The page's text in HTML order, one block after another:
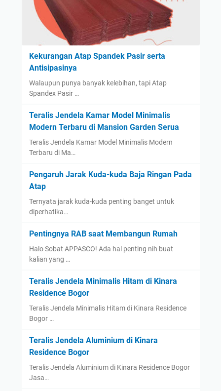
Kekurangan Atap Spandek Pasir serta
Antisipasinya
Walaupun punya banyak kelebihan, tapi Atap
Spandex Pasir …
Teralis Jendela Kamar Model Minimalis
Modern Terbaru di Mansion Garden Serua
Teralis Jendela Kamar Model Minimalis Modern
Terbaru di Ma…
Pengaruh Jarak Kuda-kuda Baja Ringan Pada
Atap
Ternyata jarak kuda-kuda penting banget untuk
diperhatika…
Pentingnya RAB saat Membangun Rumah
Halo Sobat APPASCO! Ada hal penting nih buat
kalian yang …
Teralis Jendela Minimalis Hitam di Kinara
Residence Bogor
Teralis Jendela Minimalis Hitam di Kinara Residence
Bogor …
Teralis Jendela Aluminium di Kinara
Residence Bogor
Teralis Jendela Aluminium di Kinara Residence Bogor
Jasa…